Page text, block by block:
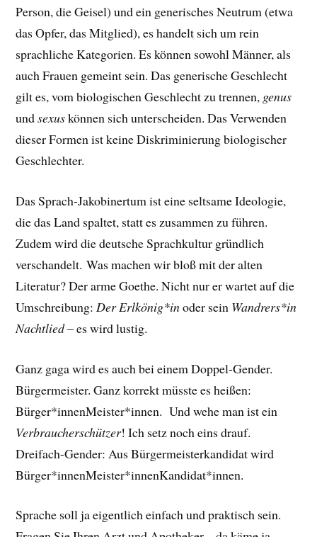
Person, die Geisel) und ein generisches Neutrum (etwa
das Opfer, das Mitglied), es handelt sich um rein
sprachliche Kategorien. Es können sowohl Männer, als
auch Frauen gemeint sein. Das generische Geschlecht
gilt es, vom biologischen Geschlecht zu trennen, genus
undsexuskönnen sich unterscheiden. Das Verwenden
dieser Formen ist keine Diskriminierung biologischer
Geschlechter.
Das Sprach-Jakobinertum ist eine seltsame Ideologie,
die das Land spaltet, statt es zusammen zu führen.
Zudem wirddie deutsche Sprachkultur gründlich
verschandelt. Was machen wir bloß mit der alten
Literatur? Der arme Goethe. Nicht nur er wartet auf die
Umschreibung: Der Erlkönig*inoder sein Wandrers*in
Nachtlied– es wird lustig.
Ganz gaga wird es auch bei einem Doppel-Gender.
Bürgermeister. Ganz korrekt müsste es heißen:
Bürger*innenMeister*innen. Und wehe man ist ein
Verbraucherschützer! Ich setz noch eins drauf.
Dreifach-Gender: Aus Bürgermeisterkandidat wird
Bürger*innenMeister*innenKandidat*innen.
Sprache soll ja eigentlich einfach und praktisch sein.